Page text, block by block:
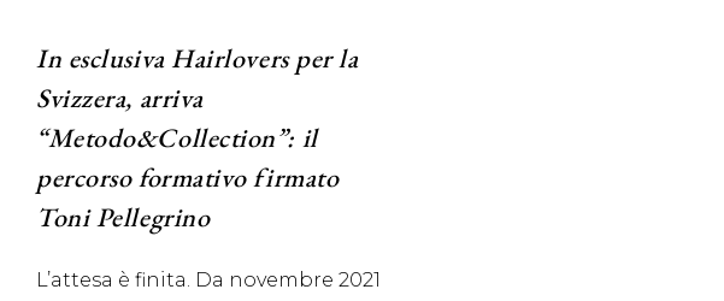
In esclusiva Hairlovers per la
Svizzera, arriva
“Metodo&Collection”: il
percorso formativo firmato
Toni Pellegrino
L’attesa è finita. Da novembre 2021